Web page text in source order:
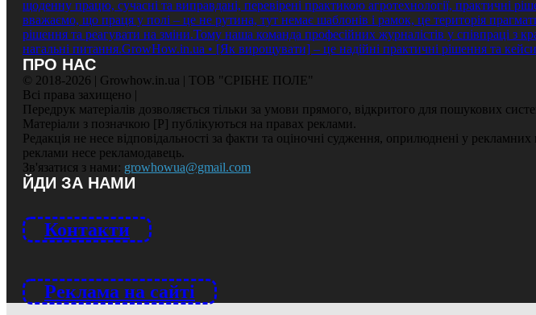
ПРО НАС
© 2018-2026 | Growhow.in.ua | ТОВ "СРІБНЕ ПОЛЕ"
Всі права захищено |
Передрук матеріалів дозволяється тільки за умови прямого, відкритого для пошукових
Матеріали з позначкою [Р] публікуються на правах реклами.
Редакція не несе відповідальності за факти та оціночні судження, оприлюднені у рекламних
реклами несе рекламодавець.
Зв'язатися з нами: growhowua@gmail.com
ЙДИ ЗА НАМИ
Контакти
Реклама на сайті